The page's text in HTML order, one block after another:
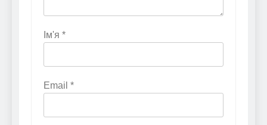
Ім'я *
Email *